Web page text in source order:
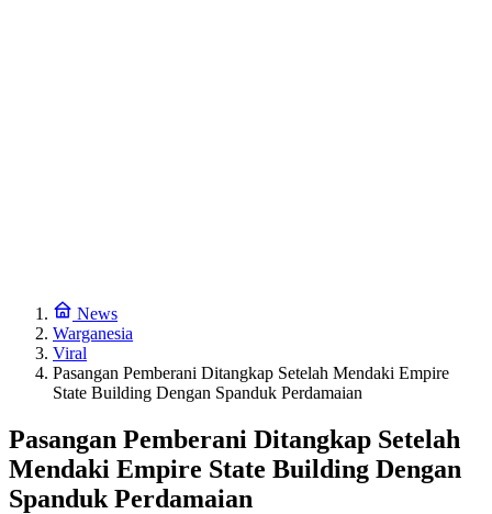
News
Warganesia
Viral
Pasangan Pemberani Ditangkap Setelah Mendaki Empire
State Building Dengan Spanduk Perdamaian
Pasangan Pemberani Ditangkap Setelah
Mendaki Empire State Building Dengan
Spanduk Perdamaian